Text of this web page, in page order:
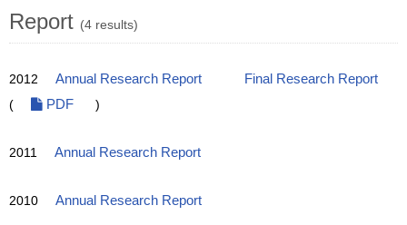
Report (4 results)
2012 Annual Research Report
Final Research Report
(
PDF )
2011 Annual Research Report
2010 Annual Research Report